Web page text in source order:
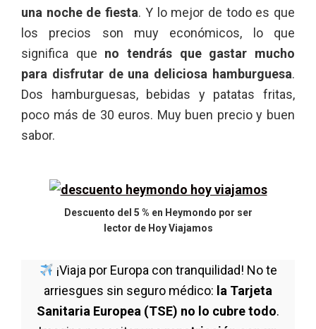
una noche de fiesta. Y lo mejor de todo es que
los precios son muy económicos, lo que
significa que no tendrás que gastar mucho
para disfrutar de una deliciosa hamburguesa.
Dos hamburguesas, bebidas y patatas fritas,
poco más de 30 euros. Muy buen precio y buen
sabor.
Descuento del 5 % en Heymondo por ser
lector de Hoy Viajamos
¡Viaja por Europa con tranquilidad! No te
arriesgues sin seguro médico: la Tarjeta
Sanitaria Europea (TSE) no lo cubre todo.